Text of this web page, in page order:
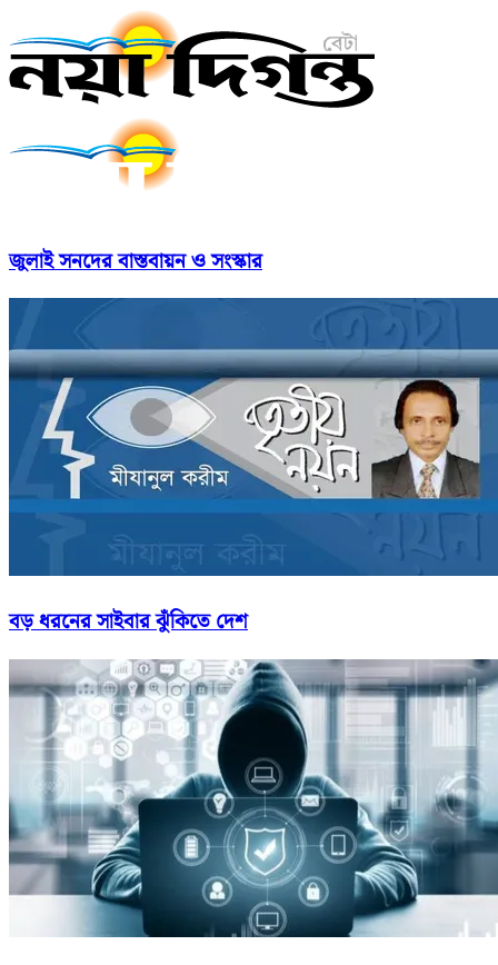
জুলাই সনদের বাস্তবায়ন ও সংস্কার
বড় ধরনের সাইবার ঝুঁকিতে দেশ